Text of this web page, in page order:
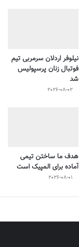
نیلوفر اردلان سرمربی تیم
فوتبال زنان پرسپولیس
شد
2026-08-02
هدف ما ساختن تیمی
آماده برای المپیک است
2026-08-01